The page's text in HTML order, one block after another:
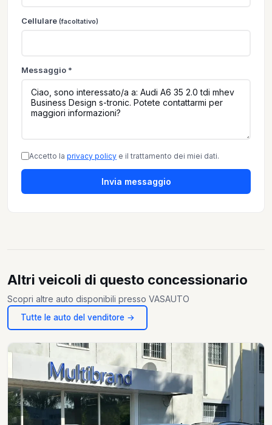
Cellulare (facoltativo)
Messaggio *
Accetto la privacy policy e il trattamento dei miei dati.
Invia messaggio
Altri veicoli di questo concessionario
Scopri altre auto disponibili presso VASAUTO
Tutte le auto del venditore →